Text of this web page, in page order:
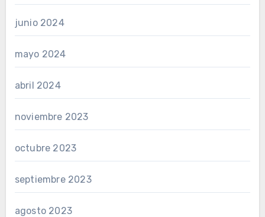
junio 2024
mayo 2024
abril 2024
noviembre 2023
octubre 2023
septiembre 2023
agosto 2023